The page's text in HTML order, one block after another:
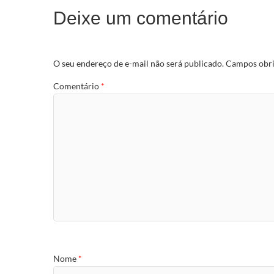
Deixe um comentário
O seu endereço de e-mail não será publicado.Campos
Comentário *
Nome *